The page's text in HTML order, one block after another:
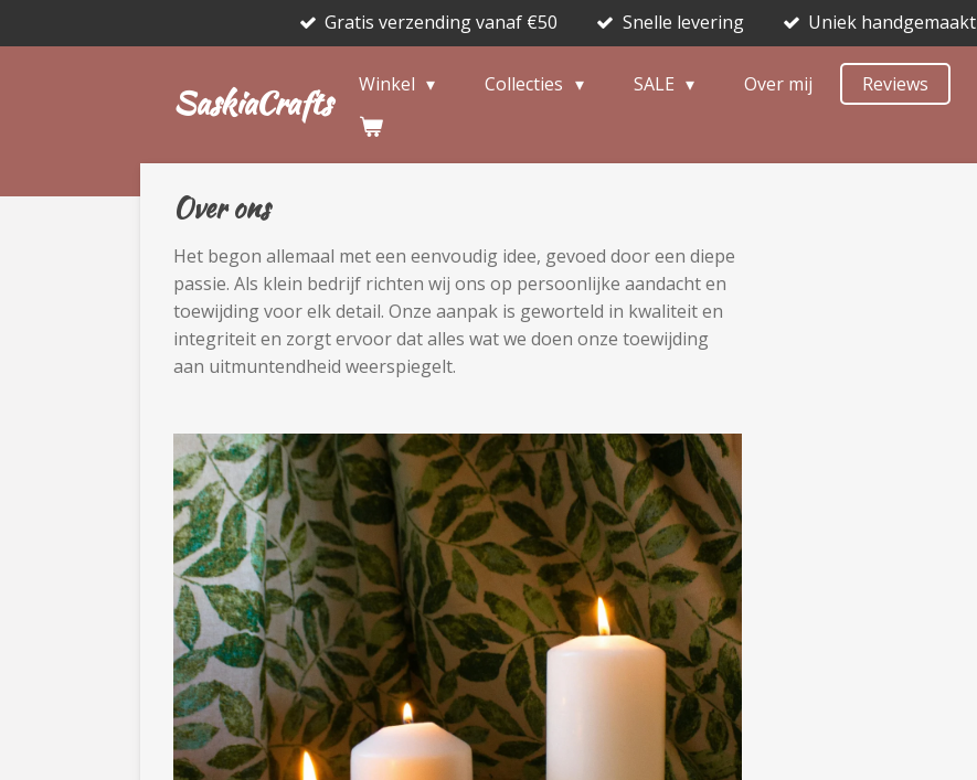
direct
Gratis verzending vanaf €50 Snelle levering Uniek handgemaakt
SaskiaCrafts Winkel Collecties SALE Over mij Reviews
Over ons
Het begon allemaal met een eenvoudig idee, gevoed door een diepe
passie. Als klein bedrijf richten wij ons op persoonlijke aandacht en
toewijding voor elk detail. Onze aanpak is geworteld in kwaliteit en
integriteit en zorgt ervoor dat alles wat we doen onze toewijding
aan uitmuntendheid weerspiegelt.